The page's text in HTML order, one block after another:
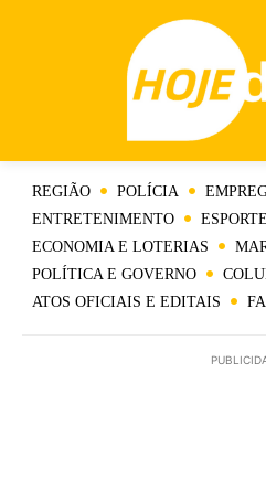
REGIÃO POLÍCIA
ENTRETENIMENTO
ESPORTE
ECONOMIA E LOTERIAS
POLÍTICA E GOVERNO
ATOS OFICIAIS E EDITAIS